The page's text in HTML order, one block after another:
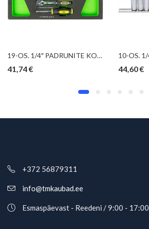
19-OS. 1/4″ PADRUNITE KOMPLEKT PU-PANEELIS JBM
41,74€ 44,60€
+372 56879311
info@tmkaubad.ee
Esmaspäevast - Reedeni / 9:00 - 17:00